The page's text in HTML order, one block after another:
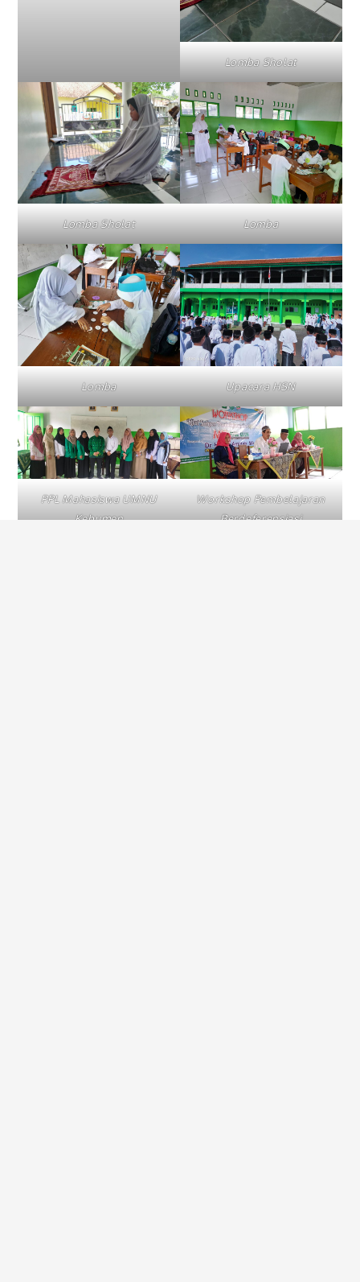
Lomba Sholat
Lomba Sholat Lomba
Lomba Upacara HSN
PPL Mahasiswa UMNU
Kebumen
Workshop Pembelajaran
Berdeferensiasi